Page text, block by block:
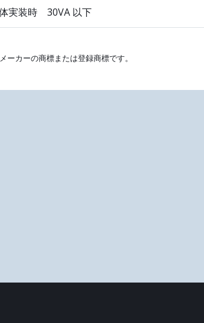
実装時 30VA 以下
カーの商標または登録商標です。